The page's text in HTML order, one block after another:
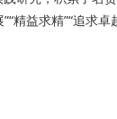
精益求精”“追求卓